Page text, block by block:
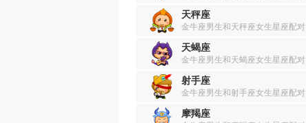
天秤座
金牛座男生和天秤座女生星座配对
天蝎座
金牛座男生和天蝎座女生星座配对
射手座
金牛座男生和射手座女生星座配对
摩羯座